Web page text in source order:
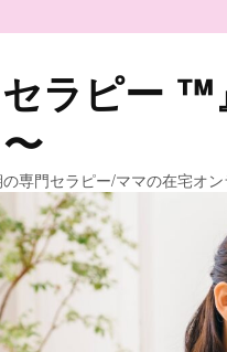
セラピー
専門セラピー/ママの在宅オ